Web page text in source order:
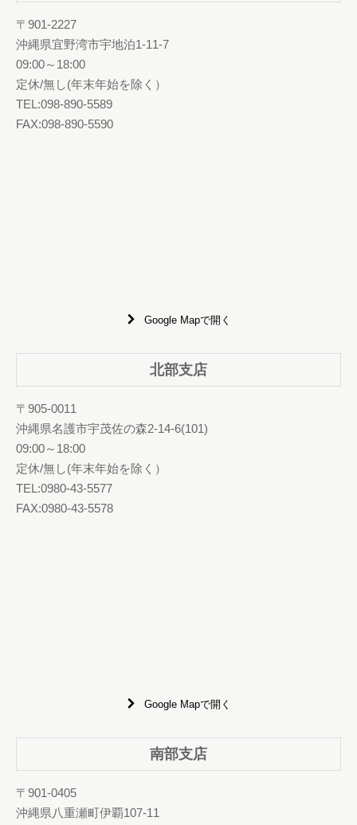
〒901-2227
沖縄県宜野湾市宇地泊1-11-7
09:00～18:00
定休/無し(年末年始を除く）
TEL:098-890-5589
FAX:098-890-5590
Google Mapで開く
北部支店
〒905-0011
沖縄県名護市宇茂佐の森2-14-6(101)
09:00～18:00
定休/無し(年末年始を除く）
TEL:0980-43-5577
FAX:0980-43-5578
Google Mapで開く
南部支店
〒901-0405
沖縄県八重瀬町伊覇107-11